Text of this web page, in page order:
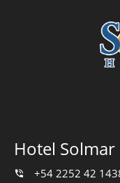
Hotel Solmar
+54 2252 42